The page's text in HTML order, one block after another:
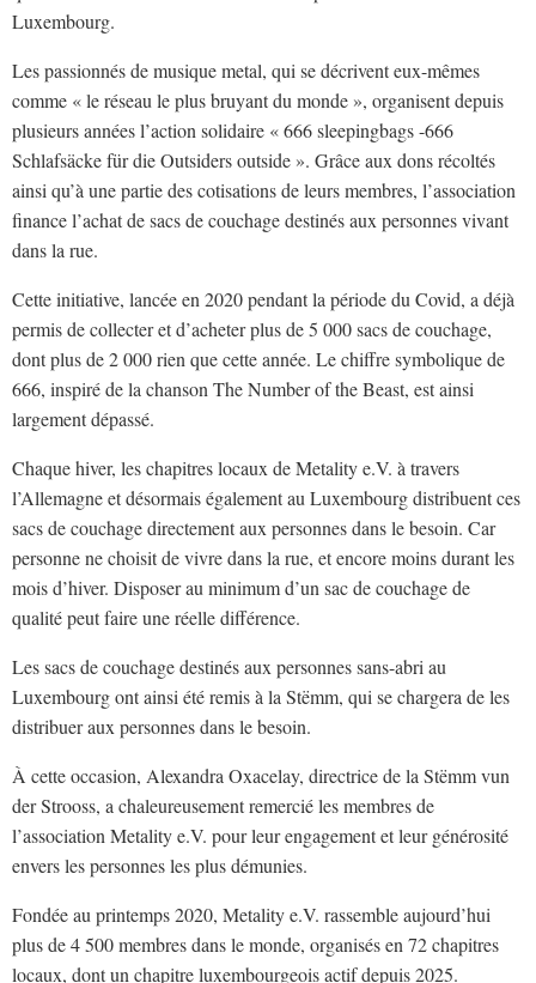
Luxembourg.
Les passionnés de musique metal, qui se décrivent eux-mêmes
comme « le réseau le plus bruyant du monde », organisent depuis
plusieurs années l’action solidaire « 666 sleepingbags -666
Schlafsäcke für die Outsiders outside ». Grâce aux dons récoltés
ainsi qu’à une partie des cotisations de leurs membres, l’association
finance l’achat de sacs de couchage destinés aux personnes vivant
dans la rue.
Cette initiative, lancée en 2020 pendant la période du Covid, a déjà
permis de collecter et d’acheter plus de 5 000 sacs de couchage,
dont plus de 2 000 rien que cette année. Le chiffre symbolique de
666, inspiré de la chanson The Number of the Beast, est ainsi
largement dépassé.
Chaque hiver, les chapitres locaux de Metality e.V. à travers
l’Allemagne et désormais également au Luxembourg distribuent ces
sacs de couchage directement aux personnes dans le besoin. Car
personne ne choisit de vivre dans la rue, et encore moins durant les
mois d’hiver. Disposer au minimum d’un sac de couchage de
qualité peut faire une réelle différence.
Les sacs de couchage destinés aux personnes sans-abri au
Luxembourg ont ainsi été remis à la Stëmm, qui se chargera de les
distribuer aux personnes dans le besoin.
À cette occasion, Alexandra Oxacelay, directrice de la Stëmm vun
der Strooss, a chaleureusement remercié les membres de
l’association Metality e.V. pour leur engagement et leur générosité
envers les personnes les plus démunies.
Fondée au printemps 2020, Metality e.V. rassemble aujourd’hui
plus de 4 500 membres dans le monde, organisés en 72 chapitres
locaux, dont un chapitre luxembourgeois actif depuis 2025.